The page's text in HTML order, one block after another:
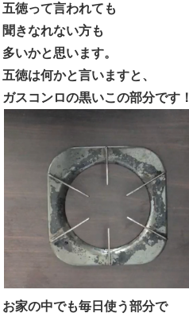
五徳って言われても
聞きなれない方も
多いかと思います。
五徳は何かと言いますと、
ガスコンロの黒いこの部分です！
お家の中でも毎日使う部分で